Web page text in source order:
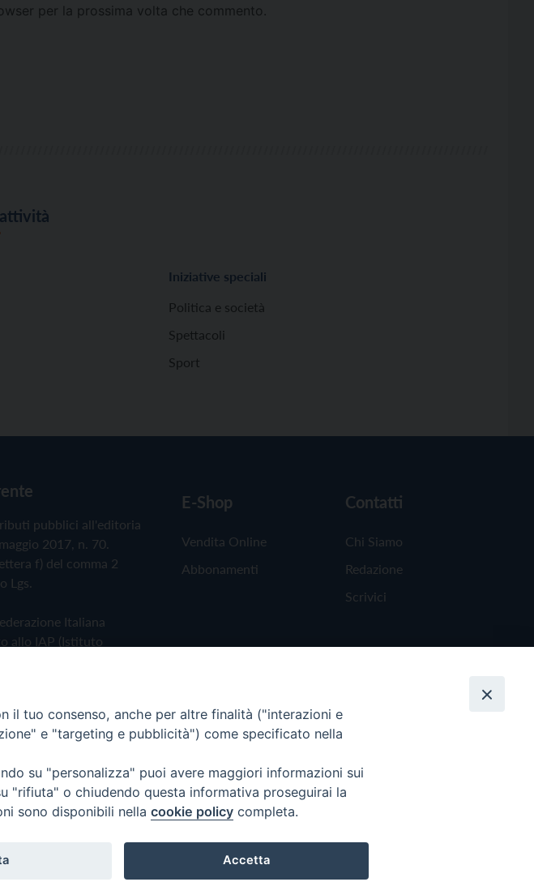
per la prossima volta che commento.
Iniziative speciali
Politica e società
Spettacoli
Sport
pubblici all'editoria
2017, n. 70.
f) del comma 2
Lgs.
Italiana
allo IAP (Istituto
E-Shop
Vendita Online
Abbonamenti
Contatti
Chi Siamo
Redazione
Scrivici
il tuo consenso, anche per altre finalità ("interazioni e
e "targeting e pubblicità") come specificato nella
su "personalizza" puoi avere maggiori informazioni sui
"rifiuta" o chiudendo questa informativa proseguirai la
sono disponibili nella cookie policy completa.
Accetta